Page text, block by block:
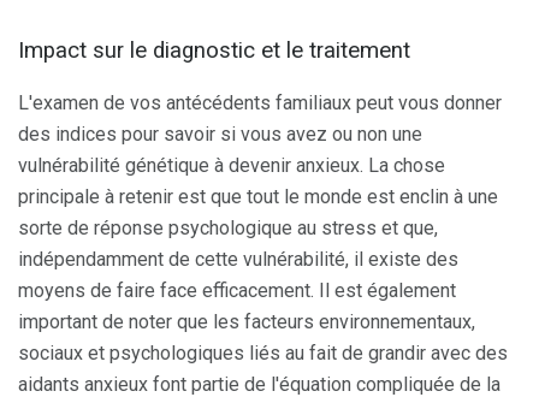
Impact sur le diagnostic et le traitement
L'examen de vos antécédents familiaux peut vous donner
des indices pour savoir si vous avez ou non une
vulnérabilité génétique à devenir anxieux. La chose
principale à retenir est que tout le monde est enclin à une
sorte de réponse psychologique au stress et que,
indépendamment de cette vulnérabilité, il existe des
moyens de faire face efficacement. Il est également
important de noter que les facteurs environnementaux,
sociaux et psychologiques liés au fait de grandir avec des
aidants anxieux font partie de l'équation compliquée de la